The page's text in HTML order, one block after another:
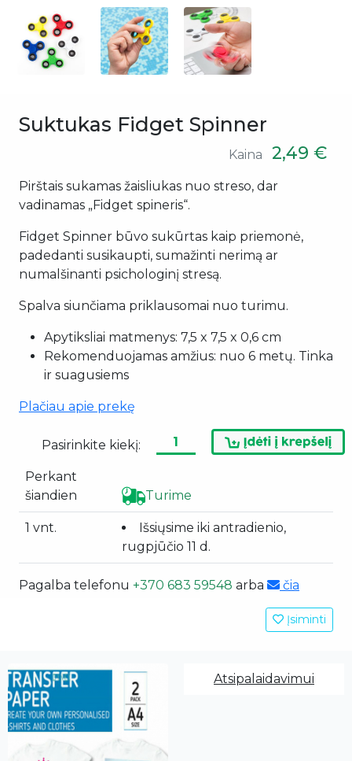
Suktukas Fidget Spinner
Kaina 2,49 €
Pirštais sukamas žaisliukas nuo streso, dar
vadinamas „Fidget spineris“.
Fidget Spinner būvo sukūrtas kaip priemonė,
padedanti susikaupti, sumažinti nerimą ar
numalšinanti psichologinį stresą.
Spalva siunčiama priklausomai nuo turimu.
Apytiksliai matmenys: 7,5 x 7,5 x 0,6 cm
Rekomenduojamas amžius: nuo 6 metų. Tinka
ir suagusiems
Plačiau apie prekę
Pasirinkite kiekį:
Perkant
šiandien
Turime
1 vnt.
Išsiųsime iki antradienio,
rugpjūčio 11 d.
Pagalba telefonu +370 683 59548 arba čia
Įsiminti
Atsipalaidavimui